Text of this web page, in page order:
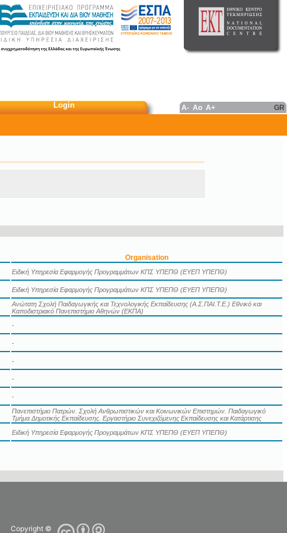
Login A- Ao A+ GR
Organisation
Ειδική Υπηρεσία Εφαρμογής Προγραμμάτων ΚΠΣ ΥΠΕΠΘ (ΕΥΕΠ ΥΠΕΠΘ)
Ειδική Υπηρεσία Εφαρμογής Προγραμμάτων ΚΠΣ ΥΠΕΠΘ (ΕΥΕΠ ΥΠΕΠΘ)
Ανώτατη Σχολή Παιδαγωγικής και Τεχνολογικής Εκπαίδευσης (Α.Σ.ΠΑΙ.Τ.Ε.) Εθνικό και
Καποδιστριακό Πανεπιστήμιο Αθηνών (ΕΚΠΑ)
-
-
-
-
-
Πανεπιστήμιο Πατρών. Σχολή Ανθρωπιστικών και Κοινωνικών Επιστημών. Παιδαγωγικό
Τμήμα Δημοτικής Εκπαίδευσης. Εργαστήριο Συνεχιζόμενης Εκπαίδευσης και Κατάρτισης
Ειδική Υπηρεσία Εφαρμογής Προγραμμάτων ΚΠΣ ΥΠΕΠΘ (ΕΥΕΠ ΥΠΕΠΘ)